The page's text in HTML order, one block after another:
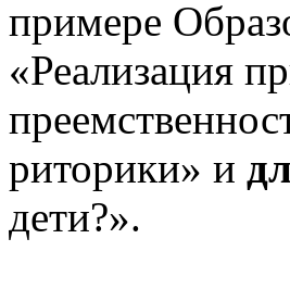
примере
«Реализация
риторики» и
дети?».